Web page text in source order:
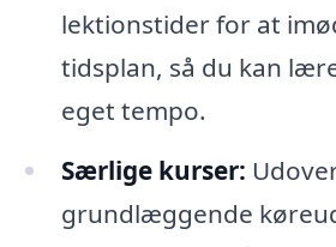
lektionstider for at
tidsplan, så du kan
eget tempo.
Særlige kurser:
grundlæggende